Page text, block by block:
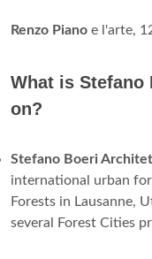
Renzo Piano e l'arte,
What is
on?
Stefano Boeri
international urban
Forests in Lausanne,
several Forest Cities